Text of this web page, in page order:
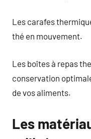
Les carafes
thé en mouvement.
Les boîtes à repas
conservation
de vos aliments.
Les